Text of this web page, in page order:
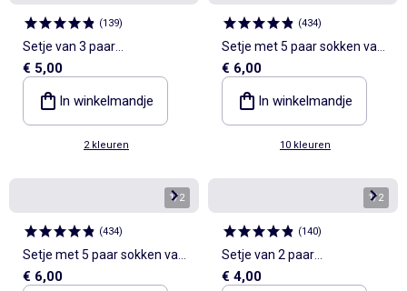
(139)
Setje van 3 paar
geboortesokken
€ 5,00
In winkelmandje
2 kleuren
(434)
Setje met 5 paar sokken van
stretchtricot
€ 6,00
In winkelmandje
10 kleuren
1/2
(434)
Setje met 5 paar sokken van
stretchtricot
€ 6,00
1/2
(140)
Setje van 2 paar
geboortesokken
€ 4,00